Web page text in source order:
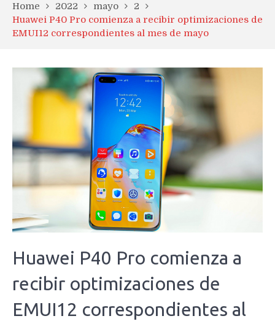
Home 2022 mayo
2
Huawei P40 Pro comienza a recibir optimizaciones de
EMUI12 correspondientes al mes de mayo
Huawei P40 Pro comienza a
recibir optimizaciones de
EMUI12 correspondientes al